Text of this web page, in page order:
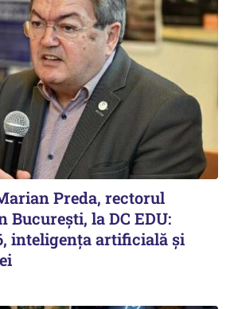
Preda, rectorul
la DC EDU:
inteligența artificială și